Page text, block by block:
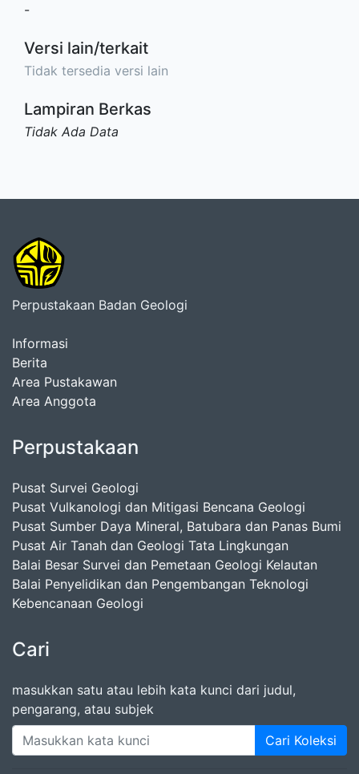
-
Versi lain/terkait
Tidak tersedia versi lain
Lampiran Berkas
Tidak Ada Data
Perpustakaan Badan Geologi
Informasi
Berita
Area Pustakawan
Area Anggota
Perpustakaan
Pusat Survei Geologi
Pusat Vulkanologi dan Mitigasi Bencana Geologi
Pusat Sumber Daya Mineral, Batubara dan Panas Bumi
Pusat Air Tanah dan Geologi Tata Lingkungan
Balai Besar Survei dan Pemetaan Geologi Kelautan
Balai Penyelidikan dan Pengembangan Teknologi
Kebencanaan Geologi
Cari
masukkan satu atau lebih kata kunci dari judul,
pengarang, atau subjek
Cari Koleksi